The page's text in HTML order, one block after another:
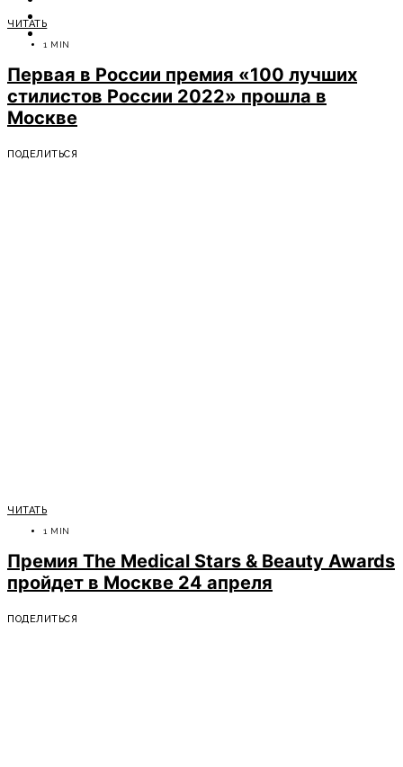
ЧИТАТЬ
1 MIN
Первая в России премия «100 лучших
стилистов России 2022» прошла в
Москве
ПОДЕЛИТЬСЯ
ЧИТАТЬ
1 MIN
Премия The Medical Stars & Beauty Awards
пройдет в Москве 24 апреля
ПОДЕЛИТЬСЯ